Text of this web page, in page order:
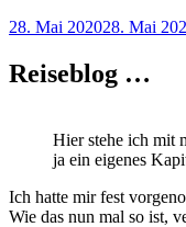
Veröffentlicht
28. Mai 202028. Mai
Reiseblog …
Hier stehe ich mit
ja ein eigenes
Ich hatte mir fest
Wie das nun mal so ist,